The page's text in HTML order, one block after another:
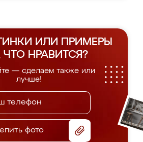
ИЛИ ПРИМЕРЫ
ЧТО НРАВИТСЯ?
— сделаем также или
лучше!
фото